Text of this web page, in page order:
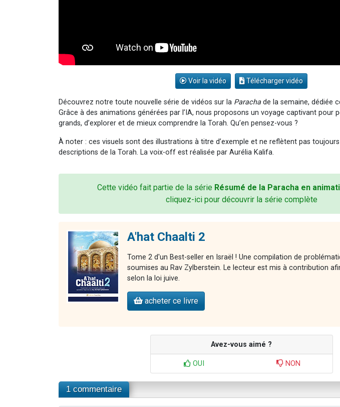
Voir la vidéo Télécharger vidéo
Découvrez notre toute nouvelle série de vidéos sur la Parachade la semaine, dédiée
Grâce à des animations générées par l’IA, nous proposons un voyage captivant pour
grands, d’explorer et de mieux comprendre la Torah. Qu’en pensez-vous ?
À noter : ces visuels sont des illustrations à titre d’exemple et ne reflètent pas
descriptions de la Torah. La voix-off est réalisée par Aurélia Kalifa.
Cette vidéo fait partie de la série Résumé de la Paracha en
cliquez-ici pour découvrir la série complète
A'hat Chaalti 2
Tome 2 d'un Best-seller en Israël ! Une compilation de
soumises au Rav Zylberstein. Le lecteur est mis à contribution
selon la loi juive.
acheter ce livre
Avez-vous aimé ?
OUI NON
1 commentaire